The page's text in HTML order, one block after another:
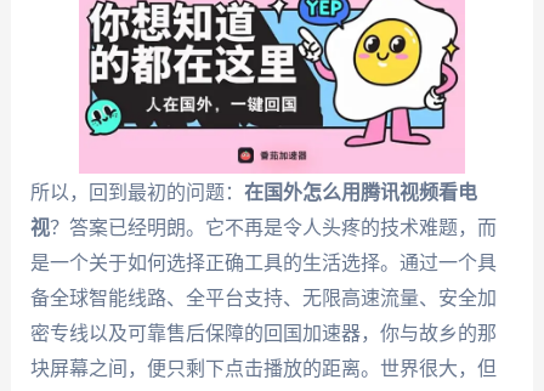
所以，回到最初的问题： 在国外怎么用腾讯视频看电
视？答案已经明朗。它不再是令人头疼的技术难题，而
是一个关于如何选择正确工具的生活选择。通过一个具
备全球智能线路、全平台支持、无限高速流量、安全加
密专线以及可靠售后保障的回国加速器，你与故乡的那
块屏幕之间，便只剩下点击播放的距离。世界很大，但